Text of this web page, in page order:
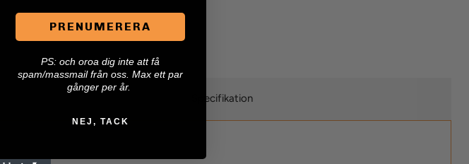
Specifikation
PRENUMERERA
PS: och oroa dig inte att få
spam/massmail från oss. Max ett par
gånger per år.
NEJ, TACK